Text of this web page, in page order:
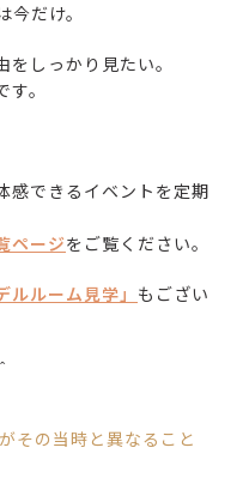
だけ。
しっかり見たい。
。
感できるイベントを定期
ページをご覧ください。
ルルーム見学」 もござい
その当時と異なること